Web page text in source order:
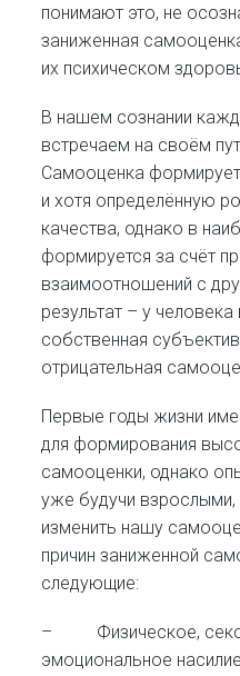
понимают это, не
заниженная
их психическом
В нашем сознании
встречаем на своём
Самооценка
и хотя определённую
качества, однако в
формируется за счёт
взаимоотношений с
результат – у
собственная
отрицательная
Первые годы жизни
для формирования
самооценки, однако
уже будучи
изменить нашу
причин заниженной
следующие:
– Физическое,
эмоциональное